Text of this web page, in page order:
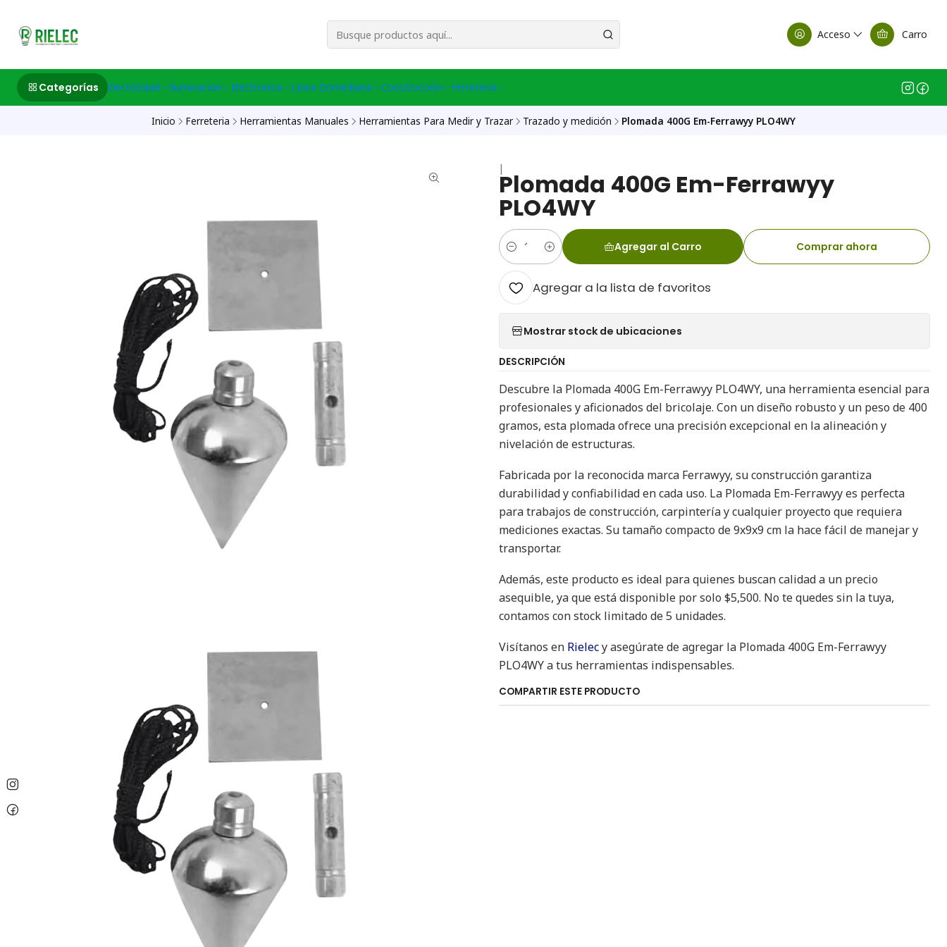
Acceso Carro
Categorías Electricidad Iluminación Electronica Linea Domiciliaria Construcción Ferreteria
Inicio Ferreteria Herramientas Manuales Herramientas Para Medir y Trazar Trazado y medición Plomada 400G Em-Ferrawyy PLO4WY
|
Plomada 400G Em-Ferrawyy
PLO4WY
Cantidad
Agregar al Carro Comprar ahora
Agregar a la lista de favoritos
Mostrar stock de ubicaciones
DESCRIPCIÓN
Descubre la Plomada 400G Em-Ferrawyy PLO4WY, una herramienta esencial para
profesionales y aficionados del bricolaje. Con un diseño robusto y un peso de 400
gramos, esta plomada ofrece una precisión excepcional en la alineación y
nivelación de estructuras.
Fabricada por la reconocida marca Ferrawyy, su construcción garantiza
durabilidad y confiabilidad en cada uso. La Plomada Em-Ferrawyy es perfecta
para trabajos de construcción, carpintería y cualquier proyecto que requiera
mediciones exactas. Su tamaño compacto de 9x9x9 cm la hace fácil de manejar y
transportar.
Además, este producto es ideal para quienes buscan calidad a un precio
asequible, ya que está disponible por solo $5,500. No te quedes sin la tuya,
contamos con stock limitado de 5 unidades.
Visítanos en Rielecy asegúrate de agregar la Plomada 400G Em-Ferrawyy
PLO4WY a tus herramientas indispensables.
COMPARTIR ESTE PRODUCTO